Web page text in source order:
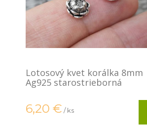
Lotosový kvet korálka 8mm
Ag925 starostrieborná
6,20 € / ks